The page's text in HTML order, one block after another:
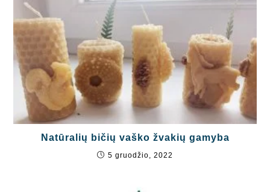
Natūralių bičių vaško žvakių gamyba
5 gruodžio, 2022